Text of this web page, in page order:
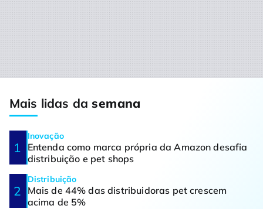
Mais lidas dasemana
Inovação
Entenda como marca própria da Amazon desafia
distribuição e pet shops
Distribuição
Mais de 44% das distribuidoras pet crescem
acima de 5%